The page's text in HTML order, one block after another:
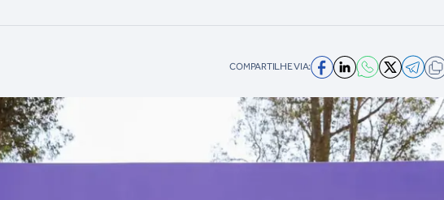
COMPARTILHE VIA: